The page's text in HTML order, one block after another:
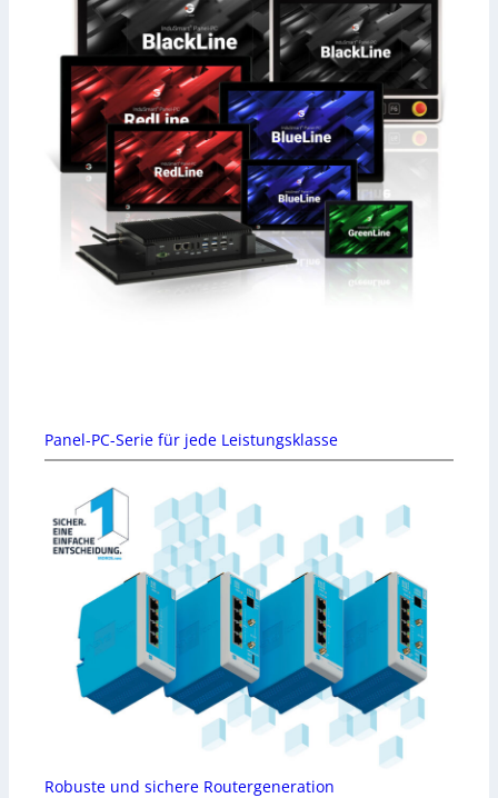
Panel-PC-Serie für jede Leistungsklasse
Robuste und sichere Routergeneration